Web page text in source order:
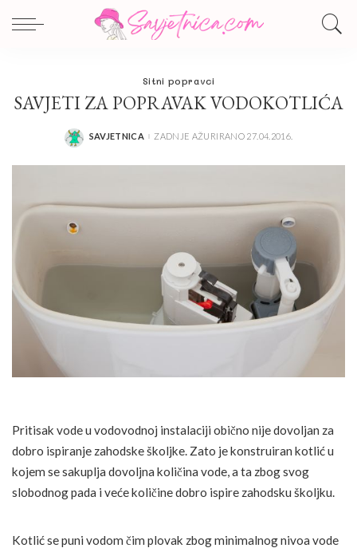
Sitni popravci
SAVJETI ZA POPRAVAK VODOKOTLIĆA
POSTED
SAVJETNICA ZADNJE AŽURIRANO 27.04.2016.
Pritisak vode u vodovodnoj instalaciji obično nije dovoljan za
dobro ispiranje zahodske školjke. Zato je konstruiran kotlić u
kojem se sakuplja dovoljna količina vode, a ta zbog svog
slobodnog pada i veće količine dobro ispire zahodsku školjku.
Kotlić se puni vodom čim plovak zbog minimalnog nivoa vode